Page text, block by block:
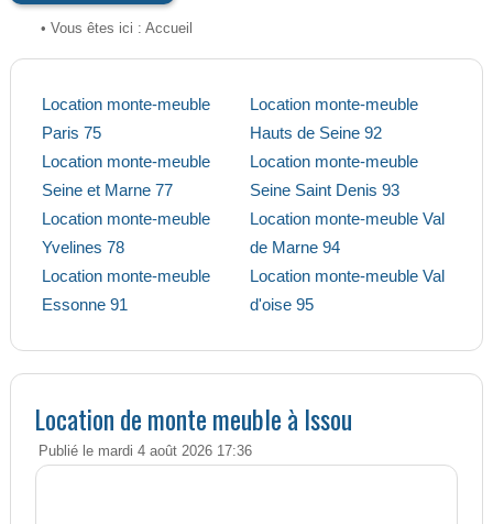
• Vous êtes ici : Accueil
Location monte-meuble
Paris 75
Location monte-meuble
Seine et Marne 77
Location monte-meuble
Yvelines 78
Location monte-meuble
Essonne 91
Location monte-meuble
Hauts de Seine 92
Location monte-meuble
Seine Saint Denis 93
Location monte-meuble Val
de Marne 94
Location monte-meuble Val
d'oise 95
Location de monte meuble à Issou
Publié le mardi 4 août 2026 17:36